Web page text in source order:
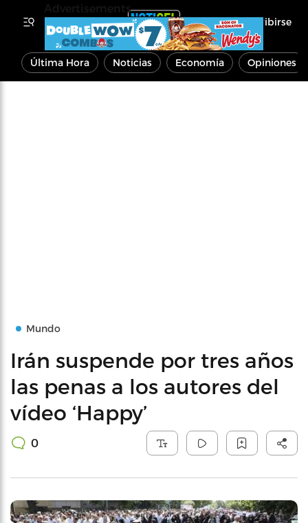
Inscribirse
Última Hora Noticias Economía Opiniones
Mundo
Irán suspende por tres años
las penas a los autores del
vídeo ‘Happy’
0
Advertisements